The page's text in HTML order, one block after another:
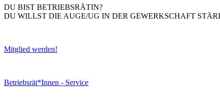
DU BIST BETRIEBSRÄTIN?
DU WILLST DIE AUGE/UG IN DER GEWERKSCHAFT
Mitglied werden!
Betriebsrät*Innen - Service